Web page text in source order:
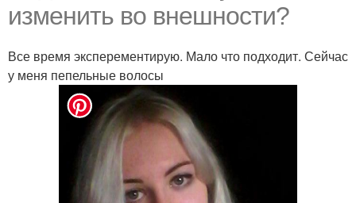
изменить во внешности?
Все время эксперементирую. Мало что подходит. Сейчас
у меня пепельные волосы